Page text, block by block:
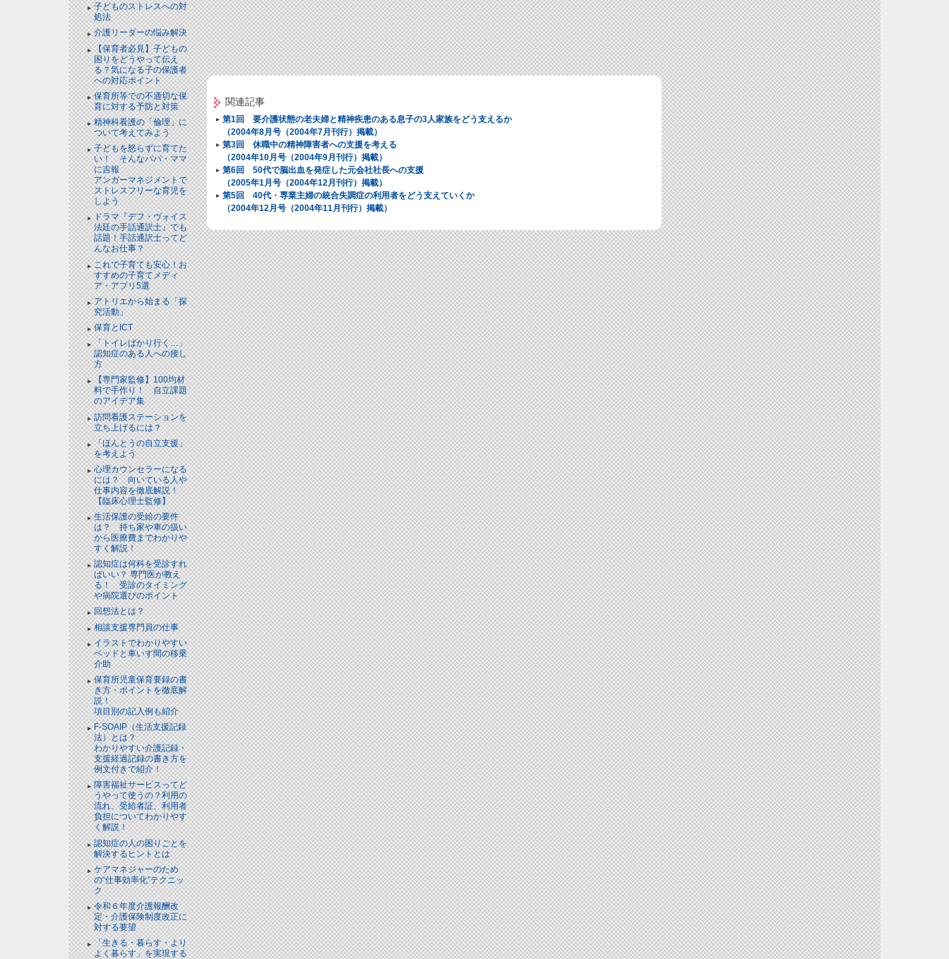
子どものストレスへの対
処法
介護リーダーの悩み解決
【保育者必見】子どもの
困りをどうやって伝え
る？気になる子の保護者
への対応ポイント
保育所等での不適切な保
育に対する予防と対策
精神科看護の「倫理」に
ついて考えてみよう
子どもを怒らずに育てた
い！ そんなパパ・ママ
に吉報
アンガーマネジメントで
ストレスフリーな育児を
しよう
ドラマ『デフ・ヴォイス
法廷の手話通訳士』でも
話題！手話通訳士ってど
んなお仕事？
これで子育ても安心！お
すすめの子育てメディ
ア・アプリ5選
アトリエから始まる「探
究活動」
保育とICT
「トイレばかり行く…」
認知症のある人への接し
方
【専門家監修】100均材
料で手作り！ 自立課題
のアイデア集
訪問看護ステーションを
立ち上げるには？
「ほんとうの自立支援」
を考えよう
心理カウンセラーになる
には？ 向いている人や
仕事内容を徹底解説！
【臨床心理士監修】
生活保護の受給の要件
は？ 持ち家や車の扱い
から医療費までわかりや
すく解説！
認知症は何科を受診すれ
ばいい？ 専門医が教え
る！ 受診のタイミング
や病院選びのポイント
回想法とは？
相談支援専門員の仕事
イラストでわかりやすい
ベッドと⾞いす間の移乗
介助
保育所児童保育要録の書
き方・ポイントを徹底解
説！
項目別の記入例も紹介
F-SOAIP（生活支援記録
法）とは？
わかりやすい介護記録・
支援経過記録の書き方を
例文付きで紹介！
障害福祉サービスってど
うやって使うの？利用の
流れ、受給者証、利用者
負担についてわかりやす
く解説！
認知症の人の困りごとを
解決するヒントとは
ケアマネジャーのため
の“仕事効率化”テクニッ
ク
令和６年度介護報酬改
定・介護保険制度改正に
対する要望
「生きる・暮らす・より
よく暮らす」を実現する
関連記事
第1回 要介護状態の老夫婦と精神疾患のある息子の3人家族をどう支えるか
（2004年8月号（2004年7月刊行）掲載）
第3回 休職中の精神障害者への支援を考える
（2004年10月号（2004年9月刊行）掲載）
第6回 50代で脳出血を発症した元会社社長への支援
（2005年1月号（2004年12月刊行）掲載）
第5回 40代・専業主婦の統合失調症の利用者をどう支えていくか
（2004年12月号（2004年11月刊行）掲載）